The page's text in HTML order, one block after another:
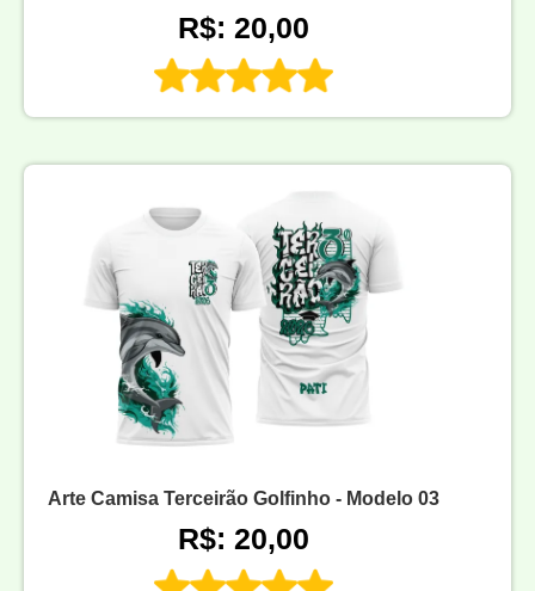
R$: 20,00
Arte Camisa Terceirão Golfinho - Modelo 03
R$: 20,00